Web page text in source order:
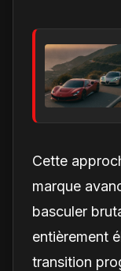
Cette
marque
basculer
entièrement
transition